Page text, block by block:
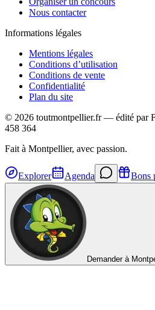
Nous contacter
Informations légales
Mentions légales
Conditions d’utilisation
Conditions de vente
Confidentialité
Plan du site
© 2026 toutmontpellier.fr — édité par
458 364
Fait à Montpellier, avec passion.
Explorer Agenda Bons
Demander à